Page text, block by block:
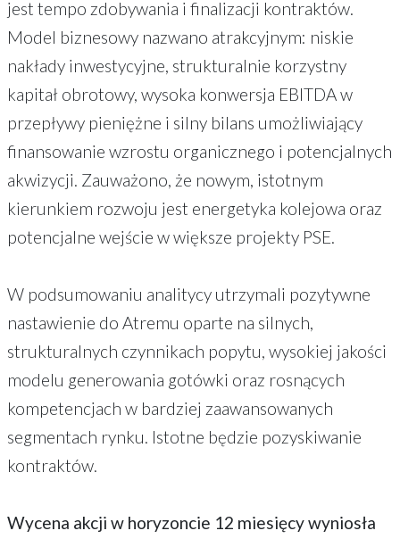
jest tempo zdobywania i finalizacji kontraktów.
Model biznesowy nazwano atrakcyjnym: niskie
nakłady inwestycyjne, strukturalnie korzystny
kapitał obrotowy, wysoka konwersja EBITDA w
przepływy pieniężne i silny bilans umożliwiający
finansowanie wzrostu organicznego i potencjalnych
akwizycji. Zauważono, że nowym, istotnym
kierunkiem rozwoju jest energetyka kolejowa oraz
potencjalne wejście w większe projekty PSE.
W podsumowaniu analitycy utrzymali pozytywne
nastawienie do Atremu oparte na silnych,
strukturalnych czynnikach popytu, wysokiej jakości
modelu generowania gotówki oraz rosnących
kompetencjach w bardziej zaawansowanych
segmentach rynku. Istotne będzie pozyskiwanie
kontraktów.
Wycena akcji w horyzoncie 12 miesięcy wyniosła